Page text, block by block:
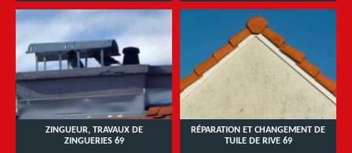
ZINGUEUR, TRAVAUX DE
ZINGUERIES 69
RÉPARATION ET CHANGEMENT DE
TUILE DE RIVE 69